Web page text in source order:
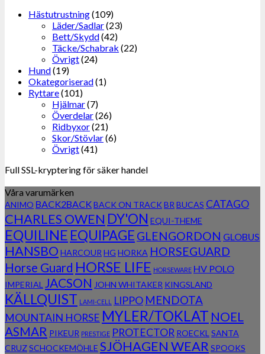
Hästutrustning(109)
Läder/Sadlar(23)
Bett/Skydd(42)
Täcke/Schabrak (22)
Övrigt(24)
Hund(19)
Okategoriserad(1)
Ryttare(101)
Hjälmar(7)
Överdelar(26)
Ridbyxor(21)
Skor/Stövlar(6)
Övrigt(41)
Full SSL-kryptering för säker handel
Våra varumärken
ANIMO BACK2BACKBACK ON TRACK BR BUCAS CATAGO
CHARLES OWEN DY'ON EQUI-THEME
EQUILINE EQUIPAGE GLENGORDON GLOBUS
HANSBO HARCOUR HG HORKA HORSEGUARD
Horse Guard HORSE LIFE HORSEWARE HV POLO
IMPERIAL JACSON JOHN WHITAKER KINGSLAND
KÄLLQUIST LAMI-CELL LIPPO MENDOTA
MOUNTAIN HORSE MYLER/TOKLAT NOEL
ASMAR PIKEUR PRESTIGE PROTECTOR ROECKL SANTA
CRUZSCHOCKEMÖHLE SJÖHAGEN WEAR SPOOKS